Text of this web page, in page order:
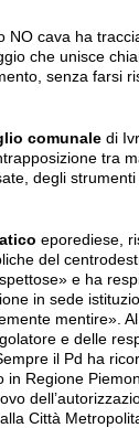
NO cava ha
che unisce
senza farsi
comunale di
tra
degli
eporediese,
del
e ha
in sede
mentire».
e delle
il Pd ha
in Regione
Città